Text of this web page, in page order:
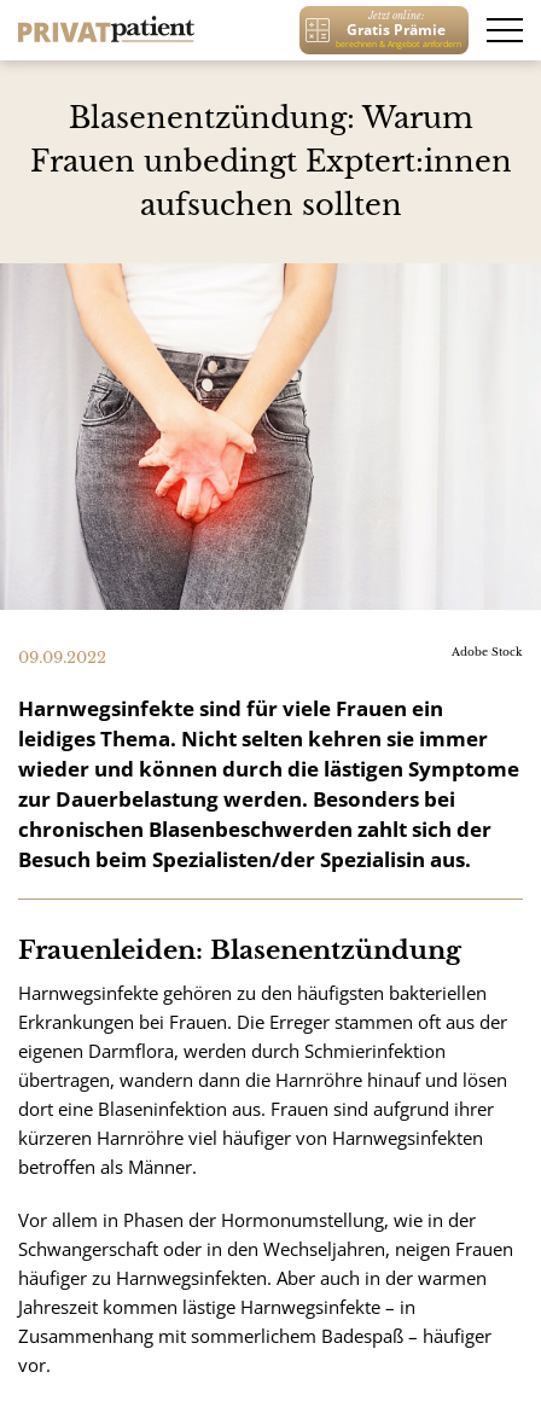
Jetzt online:
Gratis Prämie
berechnen & Angebot anfordern
Blasenentzündung: Warum
Frauen unbedingt Exptert:innen
aufsuchen sollten
Adobe Stock
09.09.2022
Harnwegsinfekte sind für viele Frauen ein
leidiges Thema. Nicht selten kehren sie immer
wieder und können durch die lästigen Symptome
zur Dauerbelastung werden. Besonders bei
chronischen Blasenbeschwerden zahlt sich der
Besuch beim Spezialisten/der Spezialisin aus.
Frauenleiden: Blasenentzündung
Harnwegsinfekte gehören zu den häufigsten bakteriellen
Erkrankungen bei Frauen. Die Erreger stammen oft aus der
eigenen Darmflora, werden durch Schmierinfektion
übertragen, wandern dann die Harnröhre hinauf und lösen
dort eine Blaseninfektion aus. Frauen sind aufgrund ihrer
kürzeren Harnröhre viel häufiger von Harnwegsinfekten
betroffen als Männer.
Vor allem in Phasen der Hormonumstellung, wie in der
Schwangerschaft oder in den Wechseljahren, neigen Frauen
häufiger zu Harnwegsinfekten. Aber auch in der warmen
Jahreszeit kommen lästige Harnwegsinfekte – in
Zusammenhang mit sommerlichem Badespaß – häufiger
vor.